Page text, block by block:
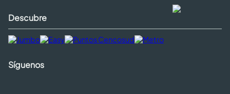
Descubre
Síguenos